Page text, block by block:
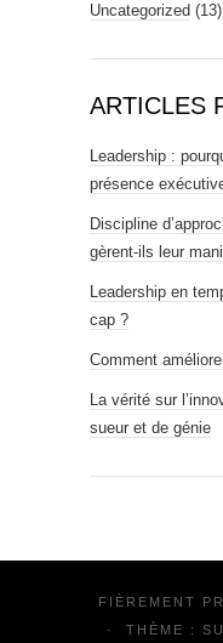
Uncategorized (13)
ARTICLES
Leadership :
présence
Discipline
gèrent-ils leur
Leadership en
cap ?
Comment
La vérité sur
sueur et de génie
FIÈREMENT
·
THÈME :